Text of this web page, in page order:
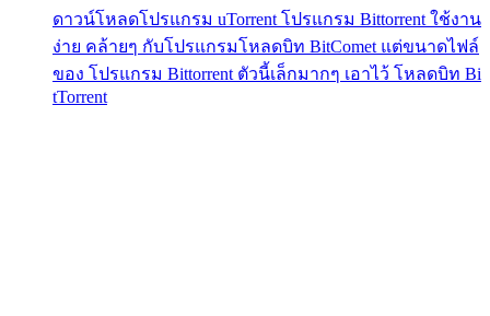
ดาวน์โหลดโปรแกรม uTorrent โปรแกรม Bittorrent ใช้งาน
ง่าย คล้ายๆ กับโปรแกรมโหลดบิท BitComet แต่ขนาดไฟล์
ของ โปรแกรม Bittorrent ตัวนี้เล็กมากๆ เอาไว้ โหลดบิท Bi
tTorrent